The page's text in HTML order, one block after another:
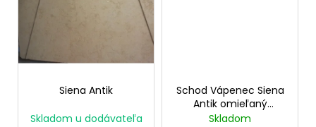
Siena Antik
Skladom u dodávateľa
Schod Vápenec Siena
Antik omieľaný
150x35x2 cm
Skladom
č
a